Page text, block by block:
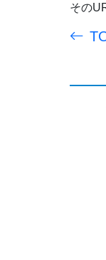
その